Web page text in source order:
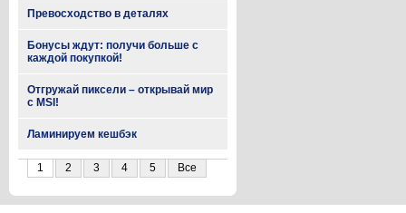
Превосходство в деталях
Бонусы ждут: получи больше с
каждой покупкой!
Отгружай пиксели – открывай мир
с MSI!
Ламинируем кешбэк
1 2 3 4 5 Все